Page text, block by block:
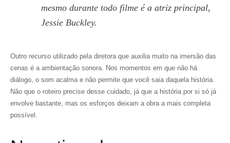
mesmo durante todo filme é a atriz principal,
Jessie Buckley.
Outro recurso utilizado pela diretora que auxilia muito na imersão das
cenas é a ambientação sonora. Nos momentos em que não há
diálogo, o som acalma e não permite que você saia daquela história.
Não que o roteiro precise desse cuidado, já que a história por si só já
envolve bastante, mas os esforços deixam a obra a mais completa
possível.